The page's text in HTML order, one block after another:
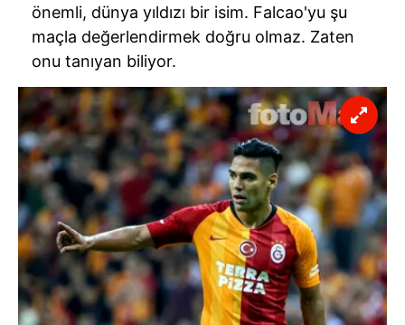
önemli, dünya yıldızı bir isim. Falcao'yu şu
maçla değerlendirmek doğru olmaz. Zaten
onu tanıyan biliyor.